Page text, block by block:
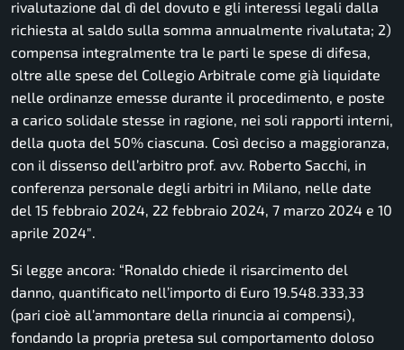
rivalutazione dal dì del dovuto e gli interessi legali dalla
richiesta al saldo sulla somma annualmente rivalutata; 2)
compensa integralmente tra le parti le spese di difesa,
oltre alle spese del Collegio Arbitrale come già liquidate
nelle ordinanze emesse durante il procedimento, e poste
a carico solidale stesse in ragione, nei soli rapporti interni,
della quota del 50% ciascuna. Così deciso a maggioranza,
con il dissenso dell’arbitro prof. avv. Roberto Sacchi, in
conferenza personale degli arbitri in Milano, nelle date
del 15 febbraio 2024, 22 febbraio 2024, 7 marzo 2024 e 10
aprile 2024″.
Si legge ancora: “Ronaldo chiede il risarcimento del
danno, quantificato nell’importo di Euro 19.548.333,33
(pari cioè all’ammontare della rinuncia ai compensi),
fondando la propria pretesa sul comportamento doloso